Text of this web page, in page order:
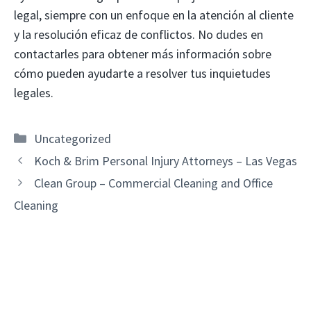
legal, siempre con un enfoque en la atención al cliente
y la resolución eficaz de conflictos. No dudes en
contactarles para obtener más información sobre
cómo pueden ayudarte a resolver tus inquietudes
legales.
Categories
Uncategorized
Koch & Brim Personal Injury Attorneys – Las Vegas
Clean Group – Commercial Cleaning and Office
Cleaning